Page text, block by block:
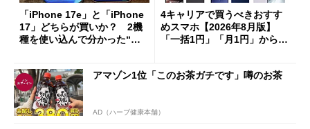
「iPhone 17e」と「iPhone
17」どちらが買いか？ 2機
種を使い込んで分かった“ス
4キャリアで買うべきおすす
めスマホ【2026年8月版】
「一括1円」「月1円」からお
アマゾン1位「このお茶ガチです」噂のお茶
AD（ハーブ健康本舗）